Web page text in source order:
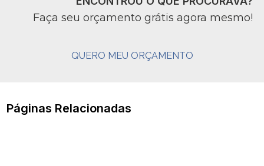
Faça seu orçamento grátis agora mesmo!
QUERO MEU ORÇAMENTO
Páginas Relacionadas